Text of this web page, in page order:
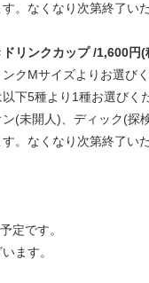
。なくなり次第終了いた
リンクカップ /1,600円(
クMサイズよりお選びく
下5種より1種お選びく
開人)、ディック(探
。なくなり次第終了いた
定です。
ます。